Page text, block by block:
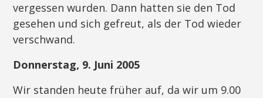
vergessen wurden. Dann hatten sie den Tod
gesehen und sich gefreut, als der Tod wieder
verschwand.
Donnerstag, 9. Juni 2005
Wir standen heute früher auf, da wir um 9.00